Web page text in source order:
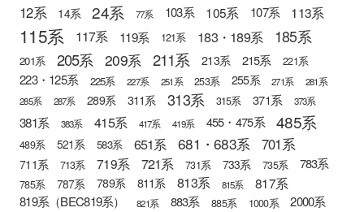
12系 14系 24系 77系 103系 105系 107系 113系
115系 117系 119系 121系 183・189系 185系
201系 205系 209系 211系 213系 215系 221系
223・125系 225系 227系 251系 253系 255系 271系
281系
285系
287系 289系 311系 313系 315系 371系 373系
381系 383系 415系 417系 419系 455・475系 485系
489系 521系 583系 651系 681・683系 701系
711系 713系 719系 721系 731系 733系 735系 783系
785系 787系 789系 811系 813系 815系 817系
819系（BEC819系） 821系 883系 885系 1000系 2000系